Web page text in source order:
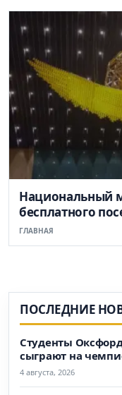
Национальный
бесплатного
ГЛАВНАЯ
ПОСЛЕДНИЕ
Студенты
сыграют на
4 августа, 2026